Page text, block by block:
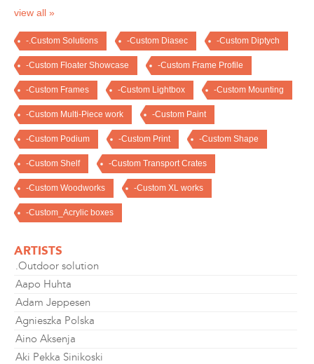
view all »
-.Custom Solutions -Custom Diasec -Custom Diptych
-Custom Floater Showcase -Custom Frame Profile
-Custom Frames -Custom Lightbox -Custom Mounting
-Custom Multi-Piece work -Custom Paint
-Custom Podium -Custom Print -Custom Shape
-Custom Shelf -Custom Transport Crates
-Custom Woodworks -Custom XL works
-Custom_Acrylic boxes
ARTISTS
.Outdoor solution
Aapo Huhta
Adam Jeppesen
Agnieszka Polska
Aino Aksenja
Aki Pekka Sinikoski